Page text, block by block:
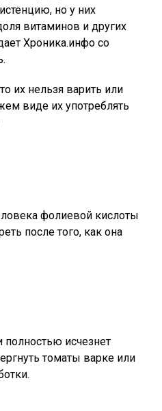
но у них
витаминов и других
Хроника.инфо со
их нельзя варить или
виде их употреблять
фолиевой кислоты
после того, как она
полностью исчезнет
томаты варке или